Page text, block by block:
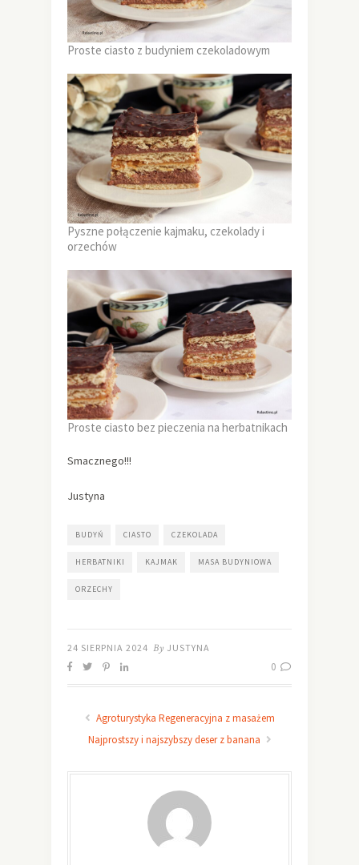
Proste ciasto z budyniem czekoladowym
Pyszne połączenie kajmaku, czekolady i
orzechów
Proste ciasto bez pieczenia na herbatnikach
Smacznego!!!
Justyna
BUDYŃ CIASTO CZEKOLADA
HERBATNIKI KAJMAK MASA BUDYNIOWA
ORZECHY
24 SIERPNIA 2024 By JUSTYNA
0
Agroturystyka Regeneracyjna z masażem
Najprostszy i najszybszy deser z banana